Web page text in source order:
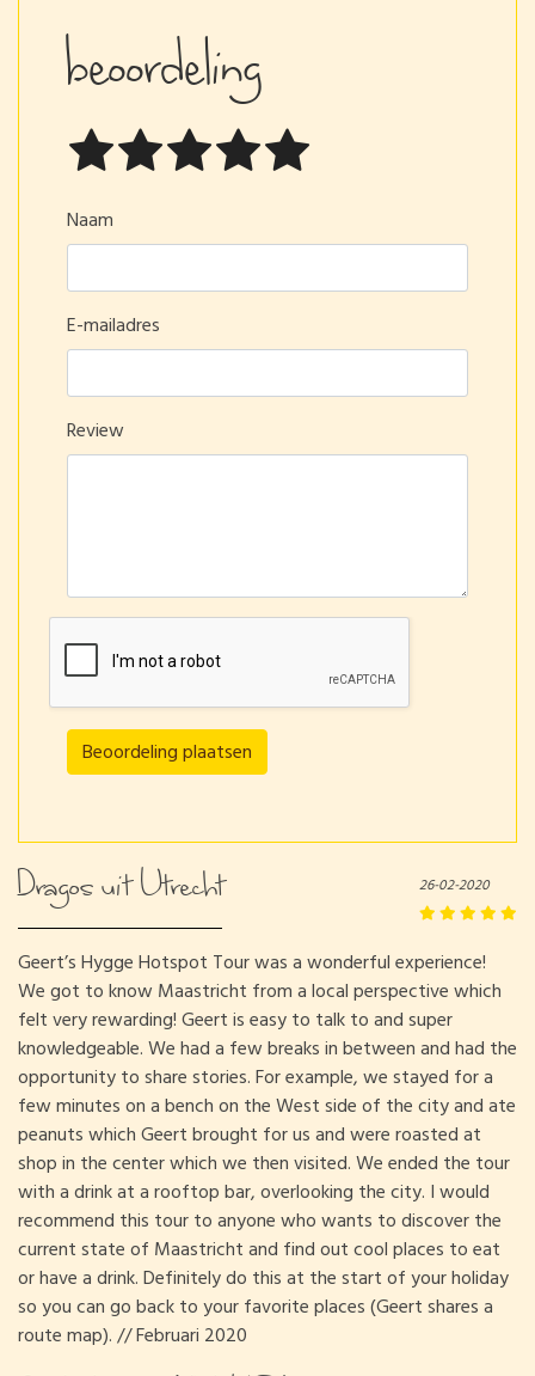
beoordeling
Naam
E-mailadres
Review
Beoordeling plaatsen
Dragos uit Utrecht 26-02-2020
Geert’s Hygge Hotspot Tour was a wonderful experience!
We got to know Maastricht from a local perspective which
felt very rewarding! Geert is easy to talk to and super
knowledgeable. We had a few breaks in between and had the
opportunity to share stories. For example, we stayed for a
few minutes on a bench on the West side of the city and ate
peanuts which Geert brought for us and were roasted at
shop in the center which we then visited. We ended the tour
with a drink at a rooftop bar, overlooking the city. I would
recommend this tour to anyone who wants to discover the
current state of Maastricht and find out cool places to eat
or have a drink. Definitely do this at the start of your holiday
so you can go back to your favorite places (Geert shares a
route map). // Februari 2020